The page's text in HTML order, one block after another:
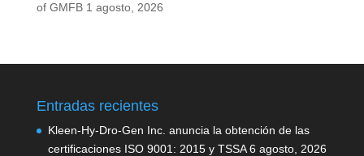
of GMFB 1 agosto, 2026
Entradas recientes
Kleen-Hy-Dro-Gen Inc. anuncia la obtención de las
certificaciones ISO 9001: 2015 y TSSA 6 agosto, 2026